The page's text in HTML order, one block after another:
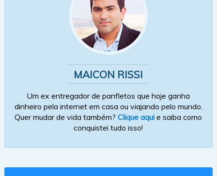
MAICON RISSI
Um ex entregador de panfletos que hoje ganha
dinheiro pela internet em casa ou viajando pelo mundo.
Quer mudar de vida também?Clique aqui e saiba como
conquistei tudo isso!